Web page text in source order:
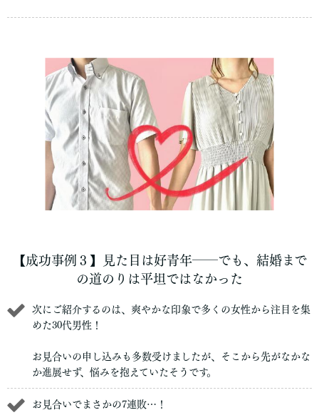
【成功事例３】見た目は好青年――でも、結婚まで
の道のりは平坦ではなかった
次にご紹介するのは、爽やかな印象で多くの女性から注目を集
めた30代男性！
お見合いの申し込みも多数受けましたが、そこから先がなかな
か進展せず、悩みを抱えていたそうです。
お見合いでまさかの7連敗…！